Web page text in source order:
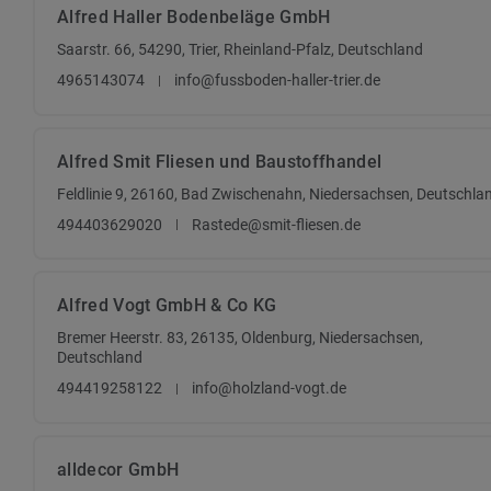
Alfred Haller Bodenbeläge GmbH
Saarstr. 66, 54290, Trier, Rheinland-Pfalz, Deutschland
4965143074
info@fussboden-haller-trier.de
Alfred Smit Fliesen und Baustoffhandel
Feldlinie 9, 26160, Bad Zwischenahn, Niedersachsen,
494403629020
Rastede@smit-fliesen.de
Alfred Vogt GmbH & Co KG
Bremer Heerstr. 83, 26135, Oldenburg, Niedersachsen,
Deutschland
494419258122
info@holzland-vogt.de
alldecor GmbH